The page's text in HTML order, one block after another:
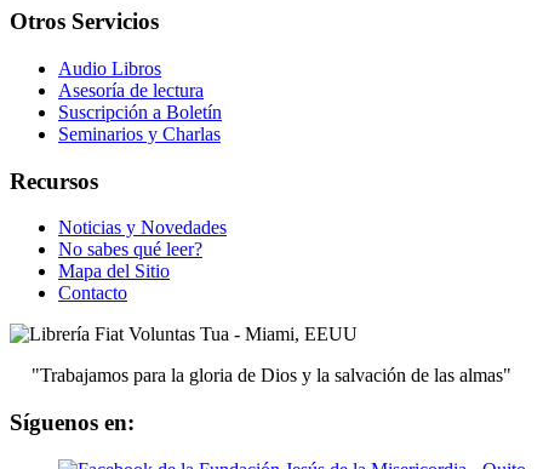
Otros Servicios
Audio Libros
Asesoría de lectura
Suscripción a Boletín
Seminarios y Charlas
Recursos
Noticias y Novedades
No sabes qué leer?
Mapa del Sitio
Contacto
"Trabajamos para la gloria de Dios y la salvación de las almas"
Síguenos en: